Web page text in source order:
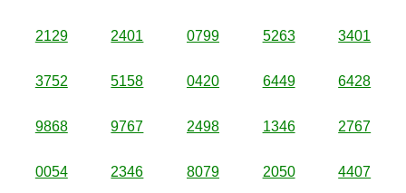
2129 2401 0799 5263 3401
3752 5158 0420 6449 6428
9868 9767 2498 1346 2767
0054 2346 8079 2050 4407